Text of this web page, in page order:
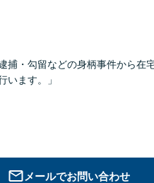
捕・勾留などの身柄事件から在
います。」
メールでお問い合わせ